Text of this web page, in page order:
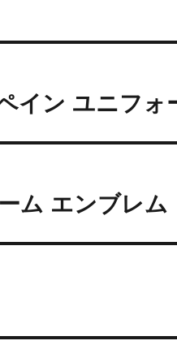
イン ユニフォ
ム エンブレム